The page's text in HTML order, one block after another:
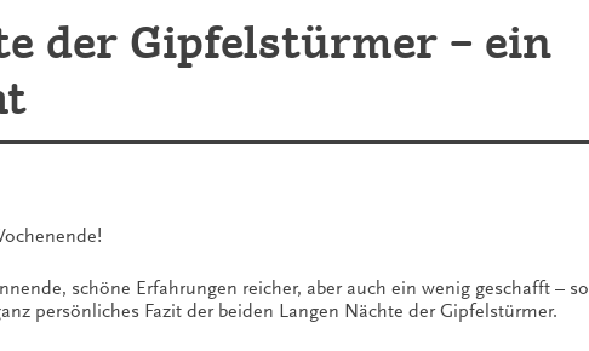
der Gipfelstürmer – ein
schöne Erfahrungen reicher, aber auch ein wenig geschafft – so
persönliches Fazit der beiden Langen Nächte der Gipfelstürmer.